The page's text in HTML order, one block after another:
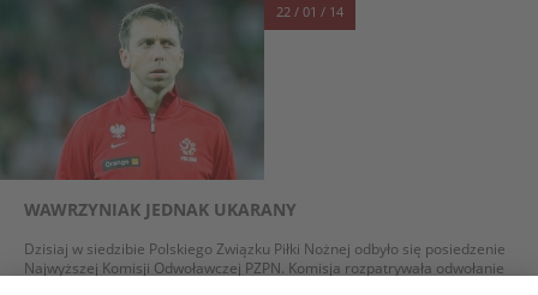
22 / 01 / 14
WAWRZYNIAK JEDNAK UKARANY
Dzisiaj w siedzibie Polskiego Związku Piłki Nożnej odbyło się posiedzenie
Najwyższej Komisji Odwoławczej PZPN. Komisja rozpatrywała odwołanie